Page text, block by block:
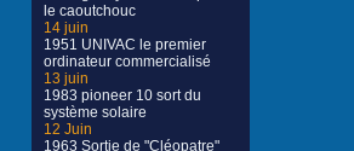
le caoutchouc
14 juin
1951 UNIVAC le premier
ordinateur commercialisé
13 juin
1983 pioneer 10 sort du
système solaire
12 Juin
1963 Sortie de "Cléopatre"